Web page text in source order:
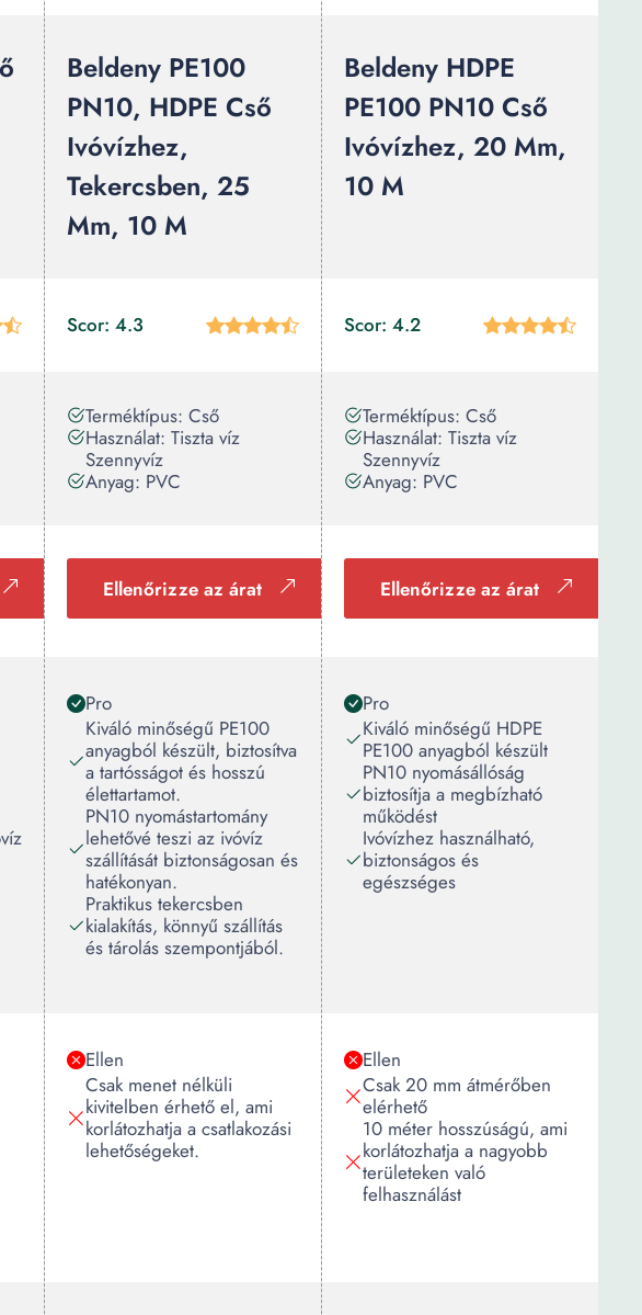
Beldeny PE100
PN10, HDPE Cső
Ivóvízhez,
Tekercsben, 25
Mm, 10 M
Scor: 4.3
Terméktípus: Cső
Használat: Tiszta víz
Szennyvíz
Anyag: PVC
Ellenőrizze az árat
Pro
Kiváló minőségű PE100
anyagból készült, biztosítva
a tartósságot és hosszú
élettartamot.
PN10 nyomástartomány
lehetővé teszi az ivóvíz
szállítását biztonságosan és
hatékonyan.
Praktikus tekercsben
kialakítás, könnyű szállítás
és tárolás szempontjából.
Ellen
Csak menet nélküli
kivitelben érhető el, ami
korlátozhatja a csatlakozási
lehetőségeket.
Beldeny HDPE
PE100 PN10 Cső
Ivóvízhez, 20 Mm,
10 M
Scor: 4.2
Terméktípus: Cső
Használat: Tiszta víz
Szennyvíz
Anyag: PVC
Ellenőrizze az árat
Pro
Kiváló minőségű HDPE
PE100 anyagból készült
PN10 nyomásállóság
biztosítja a megbízható
működést
Ivóvízhez használható,
biztonságos és
egészséges
Ellen
Csak 20 mm átmérőben
elérhető
10 méter hosszúságú, ami
korlátozhatja a nagyobb
területeken való
felhasználást